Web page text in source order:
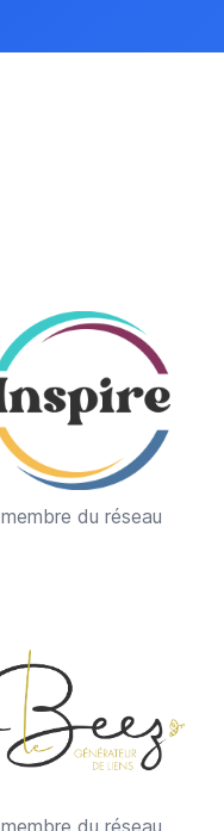
membre du réseau
membre du réseau